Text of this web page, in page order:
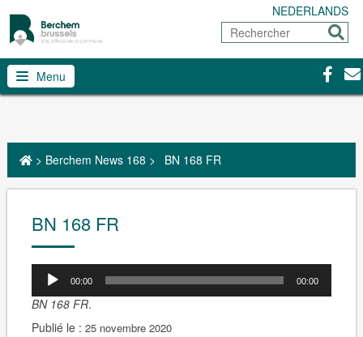
NEDERLANDS
Rechercher
Menu
> Berchem News 168 > BN 168 FR
BN 168 FR
00:00 00:00
BN 168 FR.
Publié le : 25 novembre 2020